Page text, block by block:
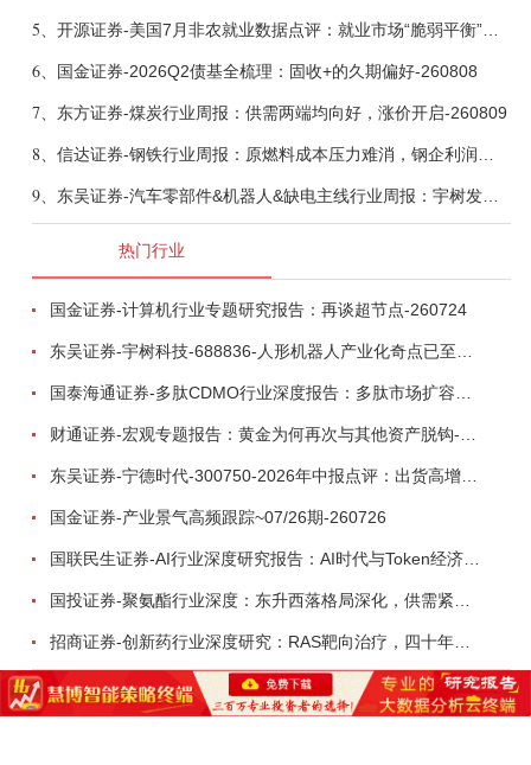
5、 开源证券-美国7月非农就业数据点评：就业市场“脆弱平衡”，美联储加息动力并不高-260808
6、 国金证券-2026Q2债基全梳理：固收+的久期偏好-260808
7、 东方证券-煤炭行业周报：供需两端均向好，涨价开启-260809
8、
9、 东吴证券-汽车零部件&机器人&缺电主线行业周报：宇树发行价确认，卡特彼勒重启中速机项目-260809
热门行业
国金证券-计算机行业专题研究报告：再谈超节点-260724
东吴证券-宁德时代-300750-2026年中报点评：出货高增业绩稳健，回购彰显龙头信心-260726
国金证券-产业景气高频跟踪~07/26期-260726
国联民生证券-AI行业深度研究报告：AI时代与Token经济，从技术符号到数字石油-260801
招商证券-创新药行业深度研究：RAS靶向治疗，四十年不可成药的终结，与终结之后的治疗格局演化-260805